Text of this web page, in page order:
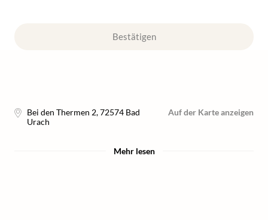
Bestätigen
Bei den Thermen 2,72574 Bad
Urach
Auf der Karte anzeigen
Mehr lesen